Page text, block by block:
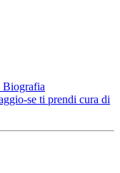
Biografia
se ti prendi cura di